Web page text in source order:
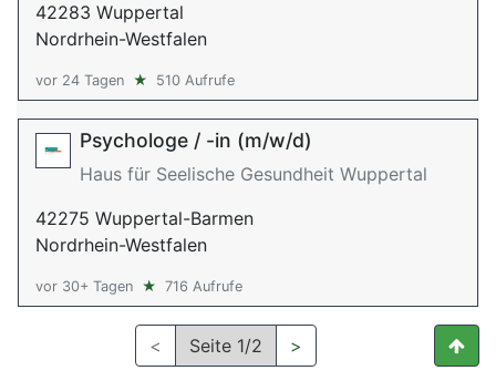
42283 Wuppertal
Nordrhein-Westfalen
vor 24 Tagen ★ 510 Aufrufe
Psychologe / -in (m/w/d)
Haus für Seelische Gesundheit Wuppertal
42275 Wuppertal-Barmen
Nordrhein-Westfalen
vor 30+ Tagen ★ 716 Aufrufe
< Seite 1/2 >